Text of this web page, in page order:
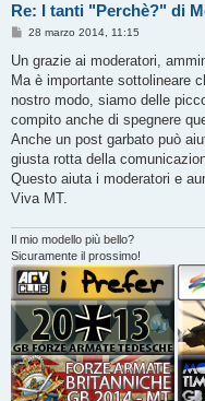
Re: I tanti "Perchè?" di
M
s
a
g
i
o
28 marzo 2014, 11:15
Un grazie ai moderatori,
Ma è importante sottolineare
nostro modo, siamo delle
compito anche di spegnere
Anche un post garbato può
giusta rotta della
Questo aiuta i moderatori e
Viva MT.
Il mio modello più bello?
Sicuramente il prossimo!